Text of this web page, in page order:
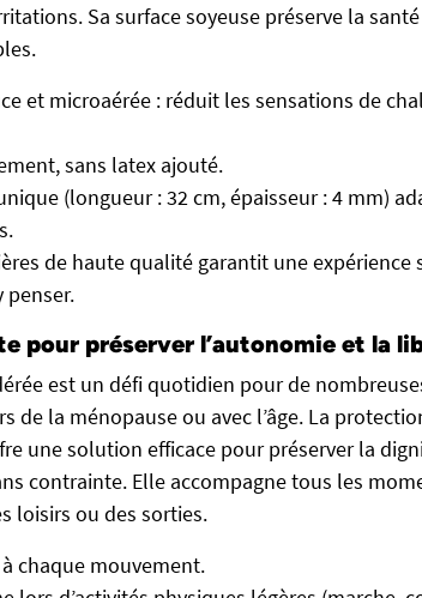
Sa surface soyeuse préserve la
et microaérée : réduit les sensations de
sans latex ajouté.
(longueur : 32 cm, épaisseur : 4 mm)
de haute qualité garantit une expérience
penser.
pour préserver l’autonomie et la
est un défi quotidien pour de
de la ménopause ou avec l’âge. La
une solution efficace pour préserver la
contrainte. Elle accompagne tous les
loisirs ou des sorties.
chaque mouvement.